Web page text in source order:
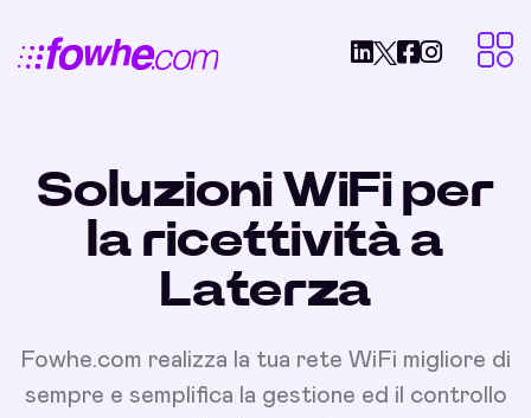
Soluzioni WiFi per
la ricettività a
Laterza
Fowhe.com realizza la tua rete WiFi migliore di
sempre e semplifica la gestione ed il controllo